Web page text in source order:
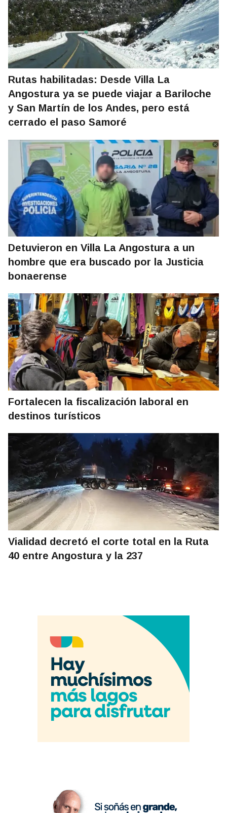
Rutas habilitadas: Desde Villa La
Angostura ya se puede viajar a Bariloche
y San Martín de los Andes, pero está
cerrado el paso Samoré
Detuvieron en Villa La Angostura a un
hombre que era buscado por la Justicia
bonaerense
Fortalecen la fiscalización laboral en
destinos turísticos
Vialidad decretó el corte total en la Ruta
40 entre Angostura y la 237